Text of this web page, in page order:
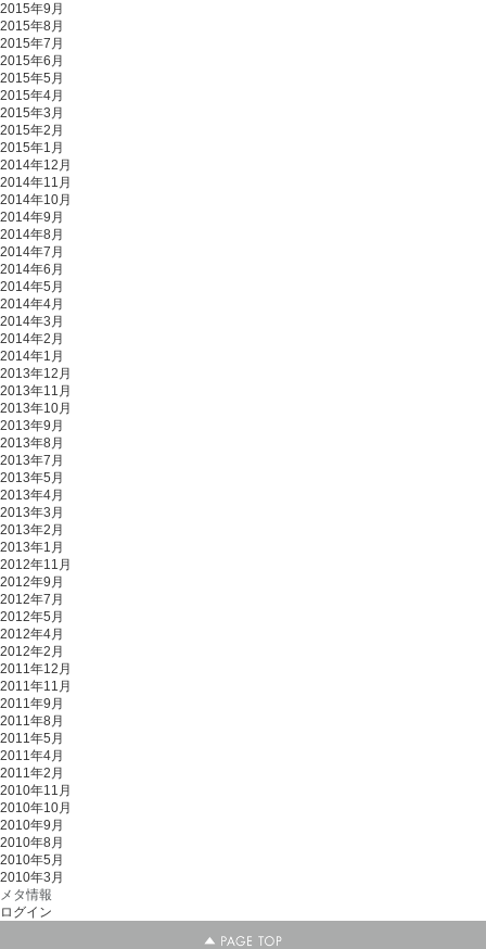
2015年9月
2015年8月
2015年7月
2015年6月
2015年5月
2015年4月
2015年3月
2015年2月
2015年1月
2014年12月
2014年11月
2014年10月
2014年9月
2014年8月
2014年7月
2014年6月
2014年5月
2014年4月
2014年3月
2014年2月
2014年1月
2013年12月
2013年11月
2013年10月
2013年9月
2013年8月
2013年7月
2013年5月
2013年4月
2013年3月
2013年2月
2013年1月
2012年11月
2012年9月
2012年7月
2012年5月
2012年4月
2012年2月
2011年12月
2011年11月
2011年9月
2011年8月
2011年5月
2011年4月
2011年2月
2010年11月
2010年10月
2010年9月
2010年8月
2010年5月
2010年3月
メタ情報
ログイン